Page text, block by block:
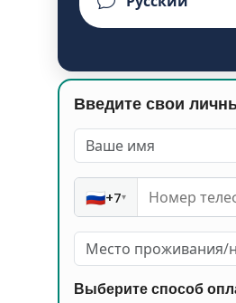
Введите свои
🇷🇺+7▾
Выберите способ